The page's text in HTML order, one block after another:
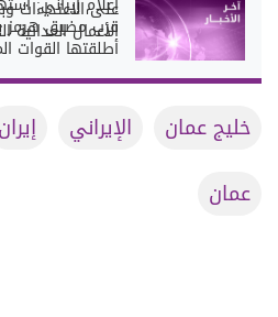
على الاعتداءات
الأعمال العدائية
قرب مضيق هرمز
أطلقتها القوات
خليج عمان الإيراني إيران
عمان